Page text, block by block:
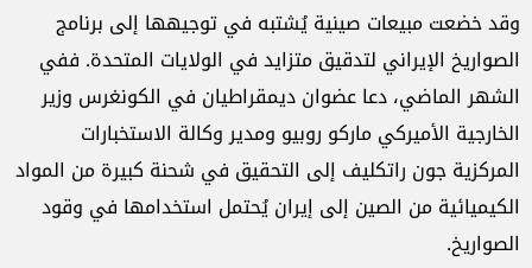
وقد خضعت مبيعات صينية يُشتبه في توجيهها إلى برنامج
الصواريخ الإيراني لتدقيق متزايد في الولايات المتحدة. ففي
الشهر الماضي، دعا عضوان ديمقراطيان في الكونغرس وزير
الخارجية الأميركي ماركو روبيو ومدير وكالة الاستخبارات
المركزية جون راتكليف إلى التحقيق في شحنة كبيرة من المواد
الكيميائية من الصين إلى إيران يُحتمل استخدامها في وقود
الصواريخ.